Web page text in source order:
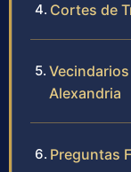
Cortes de
Alexandria
Preguntas